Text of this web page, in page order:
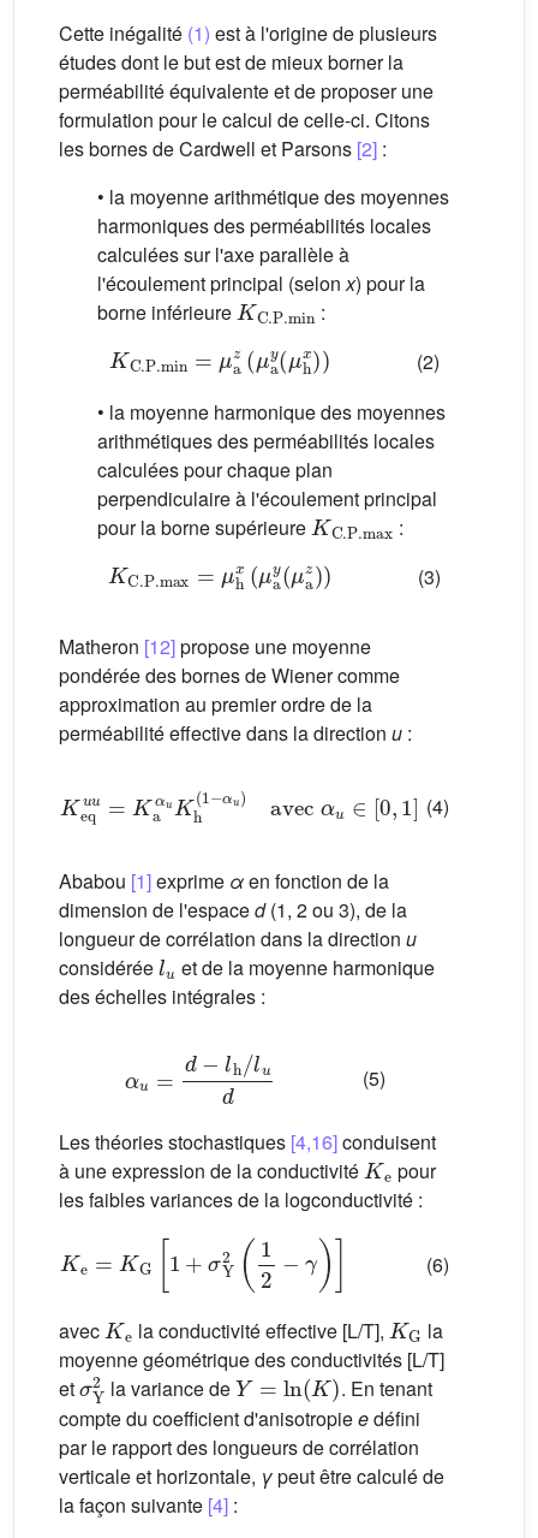
Cette inégalité (1) est à l'origine de plusieurs
études dont le but est de mieux borner la
perméabilité équivalente et de proposer une
formulation pour le calcul de celle-ci. Citons
les bornes de Cardwell et Parsons [2] :
• la moyenne arithmétique des moyennes
harmoniques des perméabilités locales
calculées sur l'axe parallèle à
l'écoulement principal (selonx) pour la
borne inférieure
KC.P .min
:
KC.P min= μa z(μay(μh
(2)
• la moyenne harmonique des moyennes
arithmétiques des perméabilités locales
calculées pour chaque plan
perpendiculaire à l'écoulement principal
pour la borne supérieure
KC.P.max
:
KC.P max= μh x(μay(μa (3)
Matheron [12]propose une moyenne
pondérée des bornes de Wiener comme
approximation au premier ordre de la
perméabilité effective dans la direction u :
Keq =Ka αuKh(1 u∈ 0 1 ]
(4)
Ababou [1]exprime αen fonction de la
dimension de l'espaced(1, 2 ou 3), de la
longueur de corrélation dans la direction u
considérée
lu
et de la moyenne harmonique
des échelles intégrales :
d− h/l ud
(5)
Les théories stochastiques [4,16]conduisent
à une expression de la conductivité
Ke
pour
les faibles variances de la logconductivité :
G[ (1 2
(6)
avec la conductivité effective [L/T],
la
moyenne géométrique des conductivités [L/T]
et
σY2
la variance de
Y=ln(K)
. En tenant
compte du coefficient d'anisotropieedéfini
par le rapport des longueurs de corrélation
verticale et horizontale, γpeut être calculé de
la façon suivante [4] :